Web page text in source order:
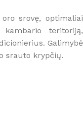
srovę, optimaliai
teritoriją,
Galimybė
srauto krypčių.